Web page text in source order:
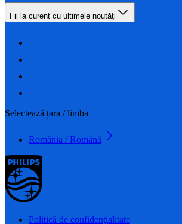
Fii la curent cu ultimele noutăţi
Selectează țara / limba
România / Română
Politică de confidenţialitate